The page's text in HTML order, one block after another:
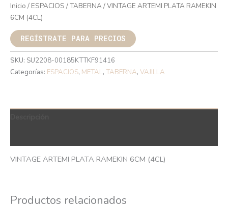
Inicio / ESPACIOS /TABERNA/ VINTAGE ARTEMI PLATA RAMEKIN
6CM (4CL)
REGÍSTRATE PARA PRECIOS
SKU: SU2208-00185KTTKF91416
Categorías: ESPACIOS, METAL, TABERNA, VAJILLA
VINTAGE ARTEMI PLATA RAMEKIN 6CM (4CL)
Productos relacionados